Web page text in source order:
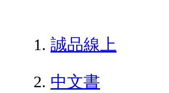
誠品線上
中文書